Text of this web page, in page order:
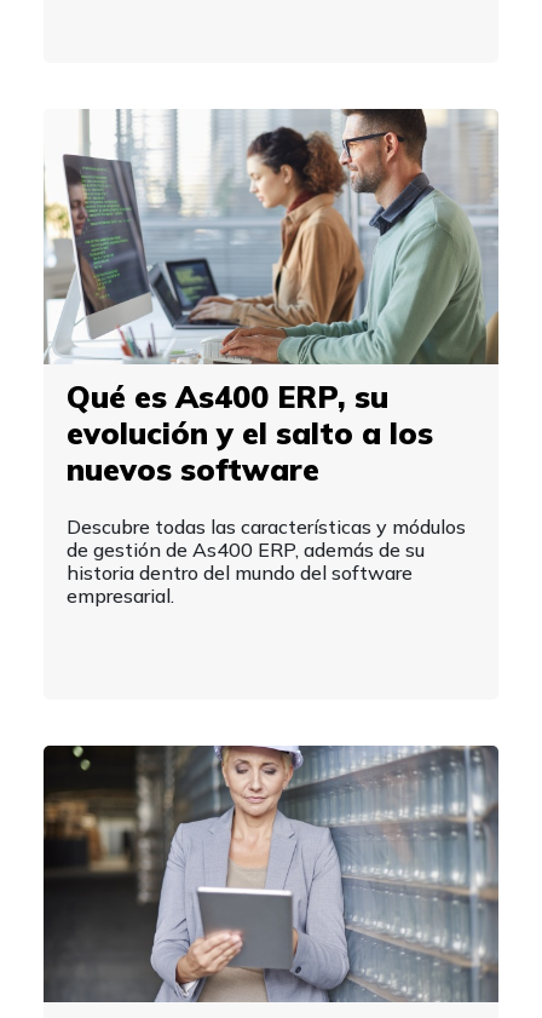
Qué es As400 ERP, su
evolución y el salto a los
nuevos software
Descubre todas las características y módulos
de gestión de As400 ERP, además de su
historia dentro del mundo del software
empresarial.